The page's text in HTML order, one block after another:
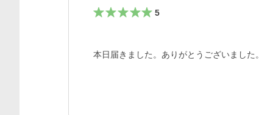
5
本日届きました。ありがとうございました。